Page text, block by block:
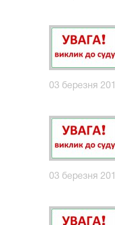
03 березня
03 березня